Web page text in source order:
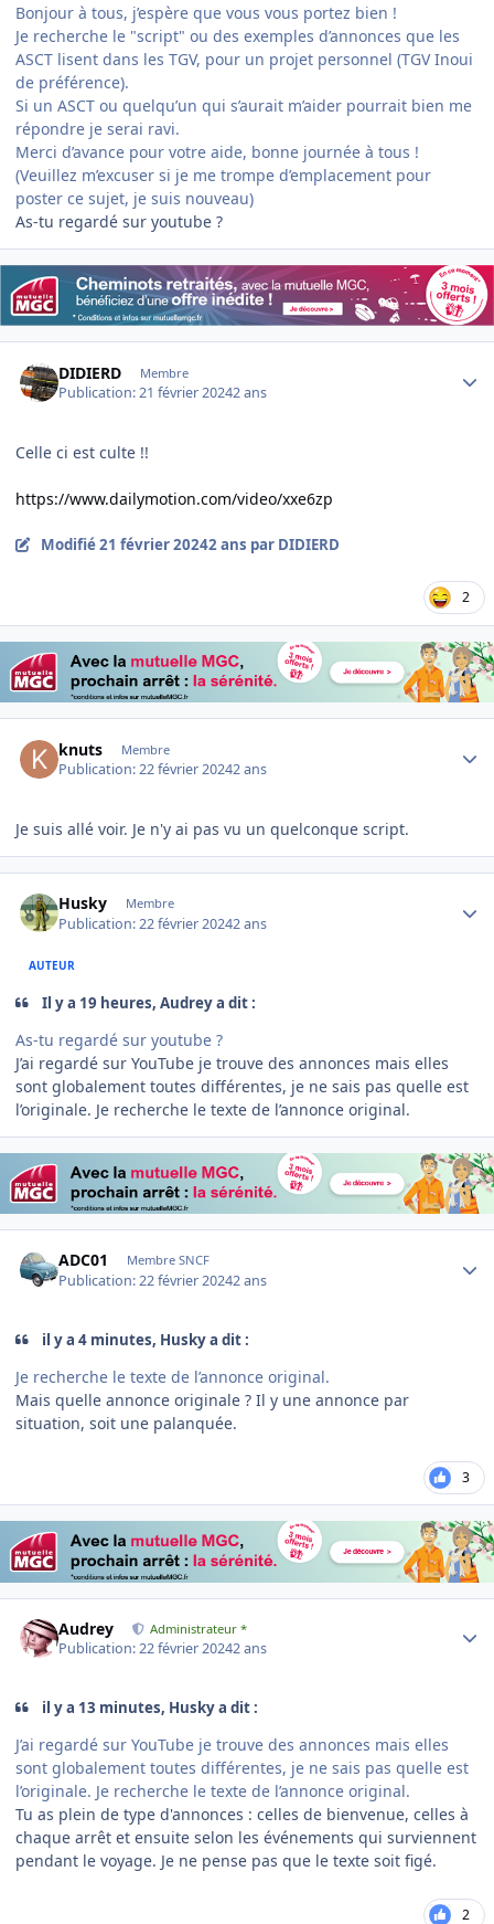
Bonjour à tous, j’espère que vous vous portez bien !
Je recherche le "script" ou des exemples d’annonces que les
ASCT lisent dans les TGV, pour un projet personnel (TGV Inoui
de préférence).
Si un ASCT ou quelqu’un qui s’aurait m’aider pourrait bien me
répondre je serai ravi.
Merci d’avance pour votre aide, bonne journée à tous !
(Veuillez m’excuser si je me trompe d’emplacement pour
poster ce sujet, je suis nouveau)
As-tu regardé sur youtube ?
DIDIERD Membre
Publication:21 février 20242 ans
Celle ci est culte !!
https://www.dailymotion.com/video/xxe6zp
Modifié21 février 20242 ans par DIDIERD
2
knuts Membre
Publication:22 février 20242 ans
Je suis allé voir. Je n'y ai pas vu un quelconque script.
Husky Membre
Publication:22 février 20242 ans
AUTEUR
Il y a 19 heures, Audrey a dit :
As-tu regardé sur youtube ?
J’ai regardé sur YouTube je trouve des annonces mais elles
sont globalement toutes différentes, je ne sais pas quelle est
l’originale. Je recherche le texte de l’annonce original.
ADC01 Membre SNCF
Publication:22 février 20242 ans
il y a 4 minutes, Husky a dit :
Je recherche le texte de l’annonce original.
Mais quelle annonce originale ? Il y une annonce par
situation, soit une palanquée.
3
Audrey Administrateur *
Publication:22 février 20242 ans
il y a 13 minutes, Husky a dit :
J’ai regardé sur YouTube je trouve des annonces mais elles
sont globalement toutes différentes, je ne sais pas quelle est
l’originale. Je recherche le texte de l’annonce original.
Tu as plein de type d'annonces : celles de bienvenue, celles à
chaque arrêt et ensuite selon les événements qui surviennent
pendant le voyage. Je ne pense pas que le texte soit figé.
2